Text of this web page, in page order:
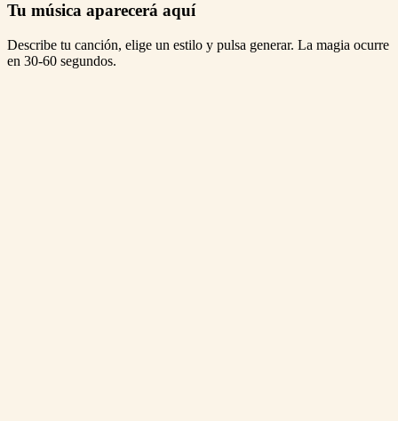
Tu música aparecerá aquí
Describe tu canción, elige un estilo y pulsa generar. La magia ocurre
en 30-60 segundos.